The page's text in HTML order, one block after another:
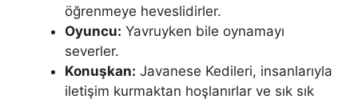
öğrenmeye heveslidirler.
Oyuncu: Yavruyken bile oynamayı
severler.
Konuşkan: Javanese Kedileri, insanlarıyla
iletişim kurmaktan hoşlanırlar ve sık sık